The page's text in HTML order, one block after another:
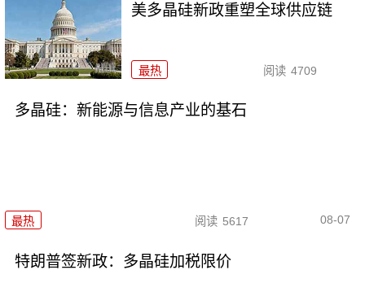
美多晶硅新政重塑全球供应链
最热 阅读 4709
多晶硅：新能源与信息产业的基石
最热 阅读 5617 08-07
特朗普签新政：多晶硅加税限价